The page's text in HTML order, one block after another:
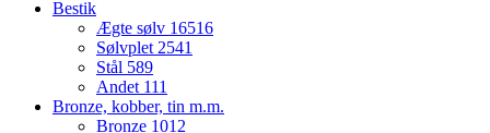
Bestik
Ægte sølv 16516
Sølvplet 2541
Stål 589
Andet 111
Bronze, kobber, tin m.m.
Bronze 1012